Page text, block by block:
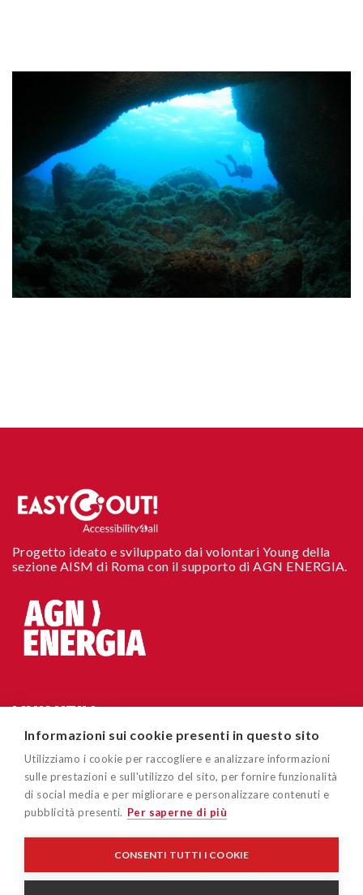
Progetto ideato e sviluppato dai volontari Young della
sezione AISM di Roma con il supporto di AGN ENERGIA.
LINK UTILI
Chi siamo
Accessibilità sito
Cookie policy
Privacy policy
Disclaimer
CONTATTI
Via Cavour 181/A 00184 Roma
easygoout@aism.it
Associazione Italiana Sclerosi Multipla – AISM – Associazione
96015150582
Informazioni sui cookie presenti in questo sito
Utilizziamo i cookie per raccogliere e analizzare informazioni
sulle prestazioni e sull'utilizzo del sito, per fornire funzionalità
di social media e per migliorare e personalizzare contenuti e
pubblicità presenti. Per saperne di più
CONSENTI TUTTI I COOKIE